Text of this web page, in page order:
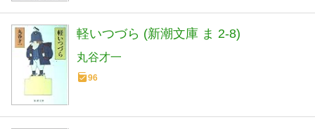
軽いつづら (新潮文庫 ま 2-8)
丸谷才一
96